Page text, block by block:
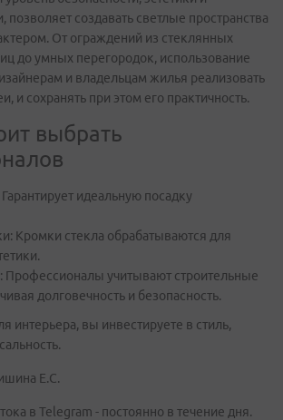
позволяет создавать светлые пространства
От ограждений из стеклянных
до умных перегородок, использование
и владельцам жилья реализовать
и сохранять при этом его практичность.
выбрать
идеальную посадку
Кромки стекла обрабатываются для
учитывают строительные
долговечность и безопасность.
интерьера, вы инвестируете в стиль,
Е.С.
в Telegram - постоянно в течение дня.